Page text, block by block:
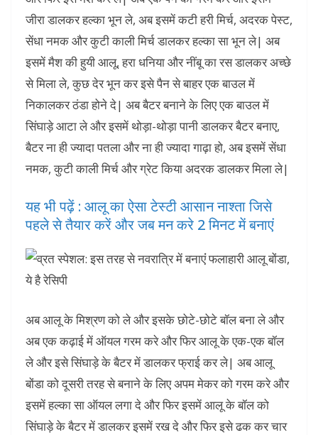
जीरा डालकर हल्का भून ले, अब इसमें कटी हरी मिर्च, अदरक पेस्ट,
सेंधा नमक और कुटी काली मिर्च डालकर हल्का सा भून ले| अब
इसमें मैश की हुयी आलू, हरा धनिया और नींबू का रस डालकर अच्छे
से मिला ले, कुछ देर भून कर इसे पैन से बाहर एक बाउल में
निकालकर ठंडा होने दे| अब बैटर बनाने के लिए एक बाउल में
सिंघाड़े आटा ले और इसमें थोड़ा-थोड़ा पानी डालकर बैटर बनाए,
बैटर ना ही ज्यादा पतला और ना ही ज्यादा गाढ़ा हो, अब इसमें सेंधा
नमक, कुटी काली मिर्च और ग्रेट किया अदरक डालकर मिला ले|
यह भी पढ़ें : आलू का ऐसा टेस्टी आसान नाश्ता जिसे
पहले से तैयार करें और जब मन करे 2 मिनट में बनाएं
अब आलू के मिश्रण को ले और इसके छोटे-छोटे बॉल बना ले और
अब एक कढ़ाई में ऑयल गरम करे और फिर आलू के एक-एक बॉल
ले और इसे सिंघाड़े के बैटर में डालकर फ्राई कर ले| अब आलू
बोंडा को दूसरी तरह से बनाने के लिए अपम मेकर को गरम करे और
इसमें हल्का सा ऑयल लगा दे और फिर इसमें आलू के बॉल को
सिंघाड़े के बैटर में डालकर इसमें रख दे और फिर इसे ढक कर चार